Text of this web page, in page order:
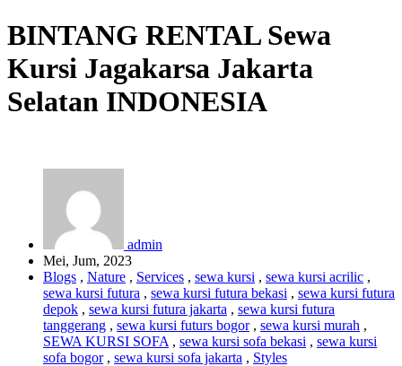
BINTANG RENTAL Sewa
Kursi Jagakarsa Jakarta
Selatan INDONESIA
admin
Mei, Jum, 2023
Blogs , Nature , Services , sewa kursi , sewa kursi acrilic ,
sewa kursi futura , sewa kursi futura bekasi , sewa kursi futura
depok , sewa kursi futura jakarta , sewa kursi futura
tanggerang , sewa kursi futurs bogor, sewa kursi murah ,
SEWA KURSI SOFA , sewa kursi sofa bekasi , sewa kursi
sofa bogor, sewa kursi sofa jakarta , Styles